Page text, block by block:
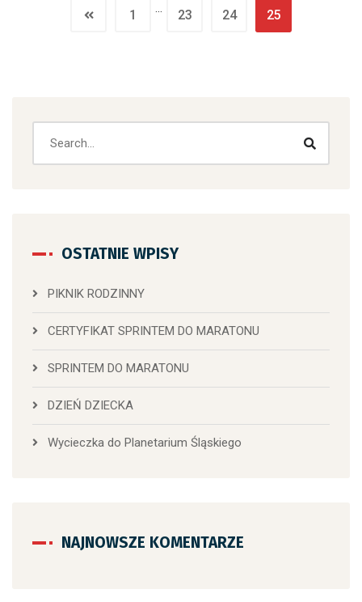
1 … 23 24 25
OSTATNIE WPISY
PIKNIK RODZINNY
CERTYFIKAT SPRINTEM DO MARATONU
SPRINTEM DO MARATONU
DZIEŃ DZIECKA
Wycieczka do Planetarium Śląskiego
NAJNOWSZE KOMENTARZE